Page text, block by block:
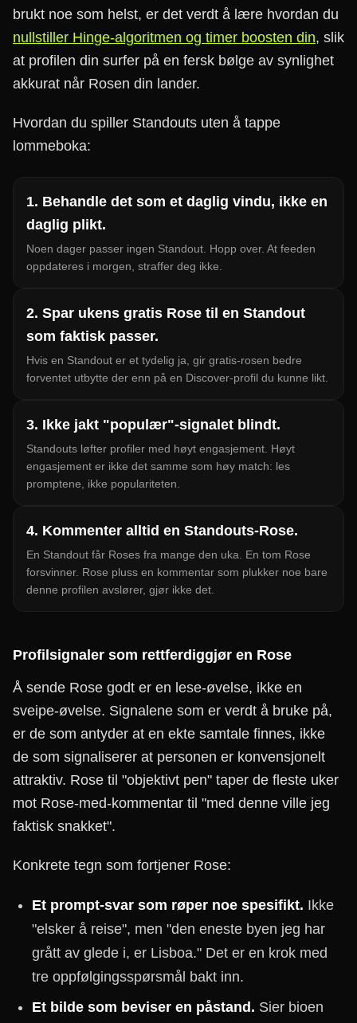
brukt noe som helst, er det verdt å lære hvordan du
nullstiller Hinge-algoritmen og timer boosten din, slik
at profilen din surfer på en fersk bølge av synlighet
akkurat når Rosen din lander.
Hvordan du spiller Standouts uten å tappe
lommeboka:
1. Behandle det som et daglig vindu, ikke en
daglig plikt.
Noen dager passer ingen Standout. Hopp over. At feeden
oppdateres i morgen, straffer deg ikke.
2. Spar ukens gratis Rose til en Standout
som faktisk passer.
Hvis en Standout er et tydelig ja, gir gratis-rosen bedre
forventet utbytte der enn på en Discover-profil du kunne likt.
3. Ikke jakt "populær"-signalet blindt.
Standouts løfter profiler med høyt engasjement. Høyt
engasjement er ikke det samme som høy match: les
promptene, ikke populariteten.
4. Kommenter alltid en Standouts-Rose.
En Standout får Roses fra mange den uka. En tom Rose
forsvinner. Rose pluss en kommentar som plukker noe bare
denne profilen avslører, gjør ikke det.
Profilsignaler som rettferdiggjør en Rose
Å sende Rose godt er en lese-øvelse, ikke en
sveipe-øvelse. Signalene som er verdt å bruke på,
er de som antyder at en ekte samtale finnes, ikke
de som signaliserer at personen er konvensjonelt
attraktiv. Rose til "objektivt pen" taper de fleste uker
mot Rose-med-kommentar til "med denne ville jeg
faktisk snakket".
Konkrete tegn som fortjener Rose:
Et prompt-svar som røper noe spesifikt. Ikke
"elsker å reise", men "den eneste byen jeg har
grått av glede i, er Lisboa." Det er en krok med
tre oppfølgingsspørsmål bakt inn.
Et bilde som beviser en påstand. Sier bioen